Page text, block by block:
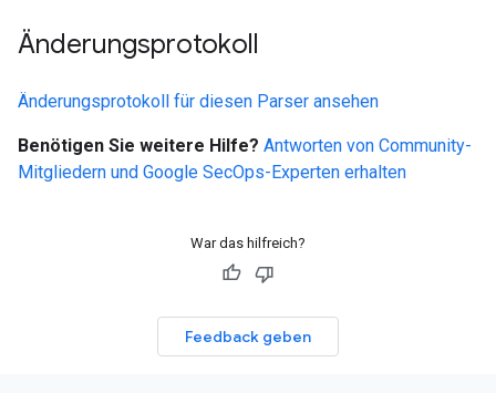
Änderungsprotokoll
Änderungsprotokoll für diesen Parser ansehen
Benötigen Sie weitere Hilfe? Antworten von Community-
Mitgliedern und Google SecOps-Experten erhalten
War das hilfreich?
Feedback geben